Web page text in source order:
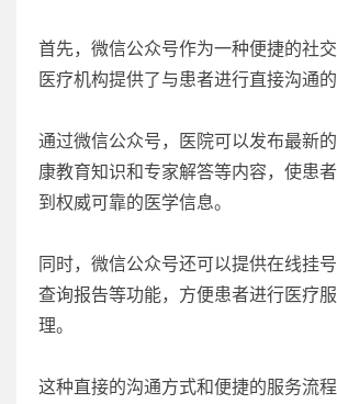
首先，微信公众号作为一种便捷的社
医疗机构提供了与患者进行直接沟通的
通过微信公众号，医院可以发布最新
康教育知识和专家解答等内容，使患
到权威可靠的医学信息。
同时，微信公众号还可以提供在线挂
查询报告等功能，方便患者进行医疗
理。
这种直接的沟通方式和便捷的服务流